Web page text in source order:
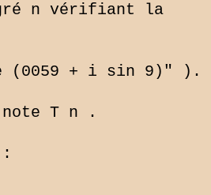
n vérifiant la
(0059 + i sin 9)" ).
T n .